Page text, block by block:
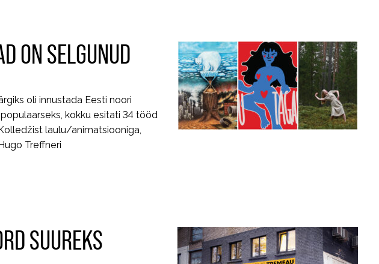
ON SELGUNUD
oli innustada Eesti noori
kokku esitati 34 tööd
laulu/animatsiooniga,
Treffneri
SUUREKS